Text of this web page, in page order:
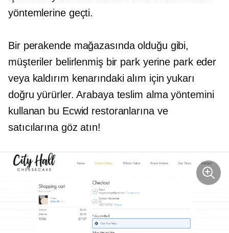
yöntemlerine geçti.
Bir perakende mağazasında olduğu gibi,
müşteriler belirlenmiş bir park yerine park eder
veya kaldırım kenarındaki alım için yukarı
doğru yürürler. Arabaya teslim alma yöntemini
kullanan bu Ecwid restoranlarına ve
satıcılarına göz atın!